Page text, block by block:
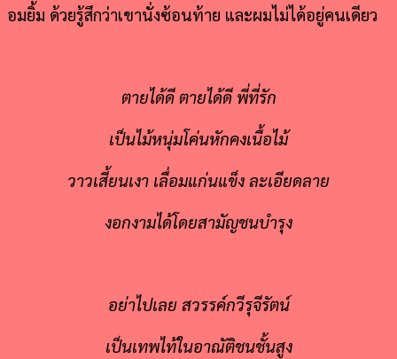
อมยิ้ม ด้วยรู้สึกว่าเขานั่งซ้อนท้าย และผมไม่ได้อยู่คนเดียว
ตายได้ดี ตายได้ดี พี่ที่รัก
เป็นไม้หนุ่มโค่นหักคงเนื้อไม้
วาวเสี้ยนเงา เลื่อมแก่นแข็ง ละเอียดลาย
งอกงามได้โดยสามัญชนบำรุง
อย่าไปเลย สวรรค์กวีรุจีรัตน์
เป็นเทพไท้ในอาณัติชนชั้นสูง